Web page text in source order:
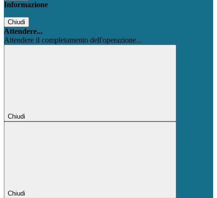
Informazione
Chiudi
Attendere...
Attendere il completamento dell'operazione...
Chiudi
Chiudi